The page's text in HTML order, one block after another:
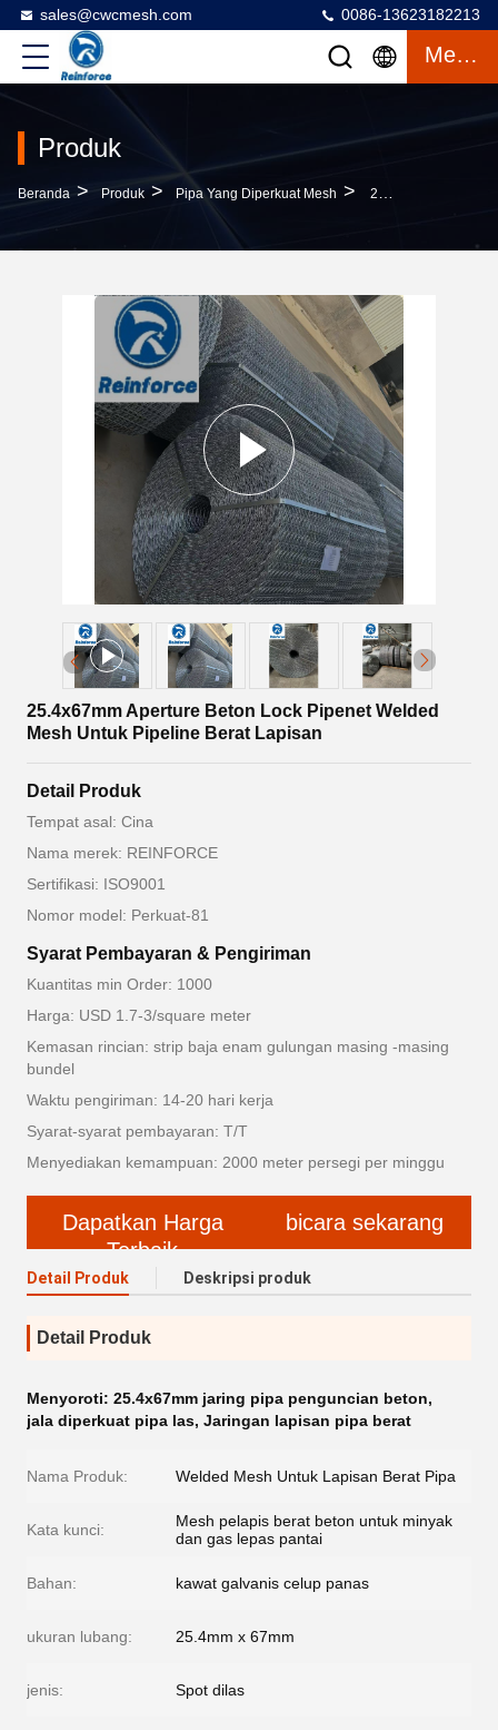
sales@cwcmesh.com 0086-13623182213
Mengobrol
Produk
Beranda > Produk > Pipa Yang Diperkuat Mesh > 25.4x67mm Aperture Beton Lock Pipenet Welded Mesh Untuk Pipeline Berat Lapisan
25.4x67mm Aperture Beton Lock Pipenet Welded
Mesh Untuk Pipeline Berat Lapisan
Detail Produk
Tempat asal: Cina
Nama merek: REINFORCE
Sertifikasi: ISO9001
Nomor model: Perkuat-81
Syarat Pembayaran & Pengiriman
Kuantitas min Order: 1000
Harga: USD 1.7-3/square meter
Kemasan rincian: strip baja enam gulungan masing -masing
bundel
Waktu pengiriman: 14-20 hari kerja
Syarat-syarat pembayaran: T/T
Menyediakan kemampuan: 2000 meter persegi per minggu
Dapatkan Harga
Terbaik
bicara sekarang
Detail Produk Deskripsi produk
Detail Produk
Menyoroti: 25.4x67mm jaring pipa penguncian beton,
jala diperkuat pipa las, Jaringan lapisan pipa berat
Nama Produk: Welded Mesh Untuk Lapisan Berat Pipa
Kata kunci:
Mesh pelapis berat beton untuk minyak
dan gas lepas pantai
Bahan: kawat galvanis celup panas
ukuran lubang: 25.4mm x 67mm
jenis: Spot dilas